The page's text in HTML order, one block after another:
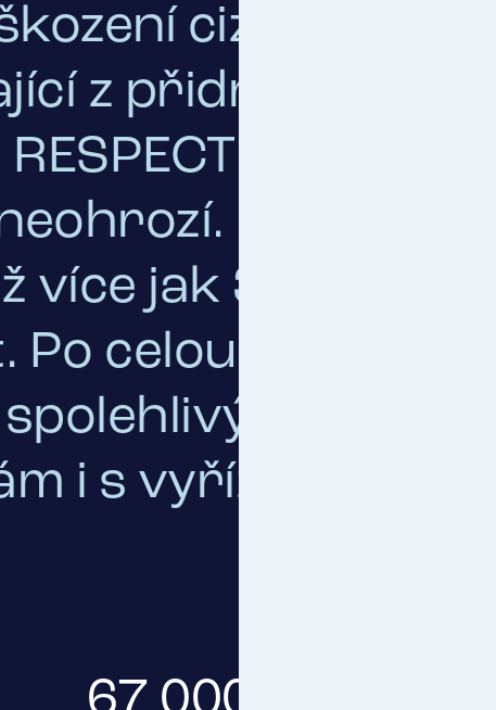
cizích věcí a
z přidružené
máte
Dopravní
více jak 30 let,
Po celou dobu
i s vyřízením